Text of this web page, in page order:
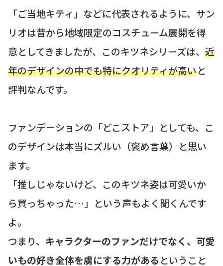
「ご当地キティ」などに代表されるように、サン
リオは昔から地域限定のコスチューム展開を得
意としてきましたが、このキツネシリーズは、 近
年のデザインの中でも特にクオリティが高いと
評判なんです。
ファンデーションの「どこストア」としても、こ
のデザインは本当にズルい（褒め言葉）と思い
ます。
「推しじゃないけど、このキツネ姿は可愛いか
ら買っちゃった…」という声もよく聞くんです
よ。
つまり、 キャラクターのファンだけでなく、可愛
いもの好き全体を虜にする力がある ということ